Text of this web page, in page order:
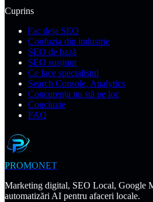
Cuprins
Fac deja SEO
Confuzia din industrie
SEO de bază
SEO susținut
Ce face specialistul
Search Console, Analytics
Concurența nu stă pe loc
Concluzie
FAQ
PROMONET
Marketing digital, SEO Local, Google
automatizări AI pentru afaceri locale.